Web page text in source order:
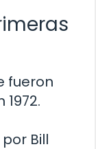
fueron
Bill